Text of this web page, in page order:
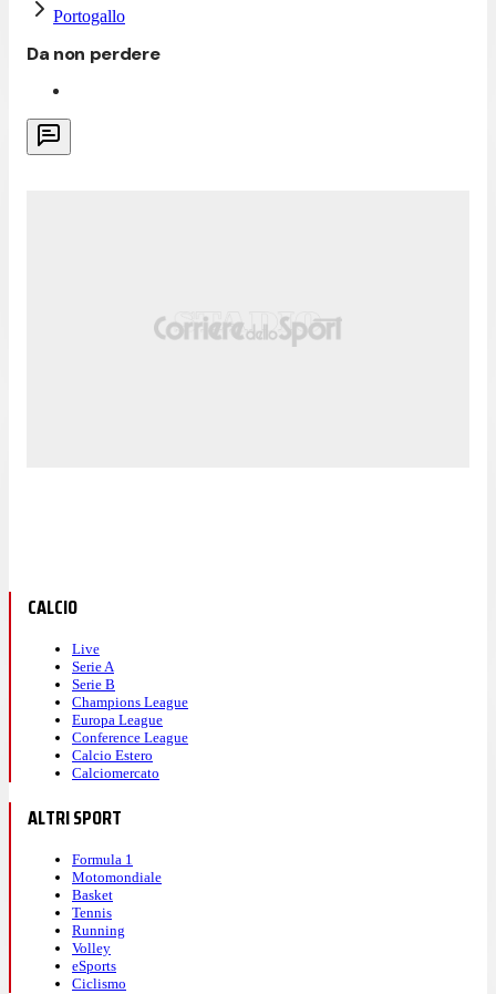
Portogallo
Da non perdere
CALCIO
Live
Serie A
Serie B
Champions League
Europa League
Conference League
Calcio Estero
Calciomercato
ALTRI SPORT
Formula 1
Motomondiale
Basket
Tennis
Running
Volley
eSports
Ciclismo